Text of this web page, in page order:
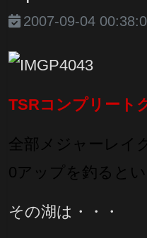
2007-09-04
TSRコンプリート
全部メジャーレイ
0アップを釣るとい
その湖は・・・